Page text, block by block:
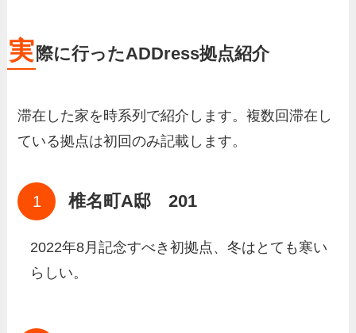
実 際に行ったADDress拠点紹介
滞在した家を時系列で紹介します。複数回滞在し
ている拠点は初回のみ記載します。
椎名町A邸 201
2022年8月記念すべき初拠点、冬はとても寒い
らしい。